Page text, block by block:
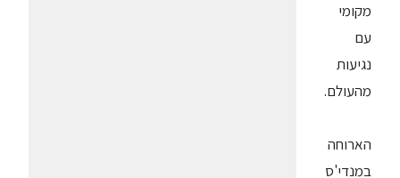
מקומי
עם
נגיעות
מהעולם.
הארוחה
במנדי'ס